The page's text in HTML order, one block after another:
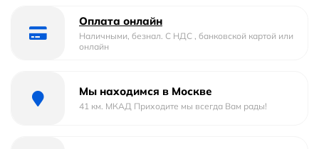
Оплата онлайн
Наличными, безнал. С НДС , банковской картой или
онлайн
Мы находимся в Москве
41 км. МКАД Приходите мы всегда Вам рады!